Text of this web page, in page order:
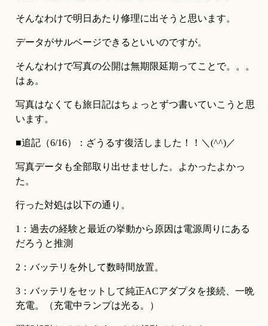
そんなわけで明日あたり修理に出そうと思います。
データがサルベージできるといいのですが。
そんなわけで写真の公開は無期限延期ってことで。。。
はぁ。
写真はなくても旅日記はちょっとずつ書いていこうと思
います。
■追記（6/16）：ざうるす復活しました！！＼(^^)／
写真データも全部取り出せませした。よかったよかっ
た。
行った対処は以下の通り。
1：過去の経験と最近の挙動から原因は電源周りにある
だろうと推測
2：バッテリを外して数時間放置。
3：バッテリをセットして純正ACアダプタを接続、一晩
充電。（充電中ランプは光る。）